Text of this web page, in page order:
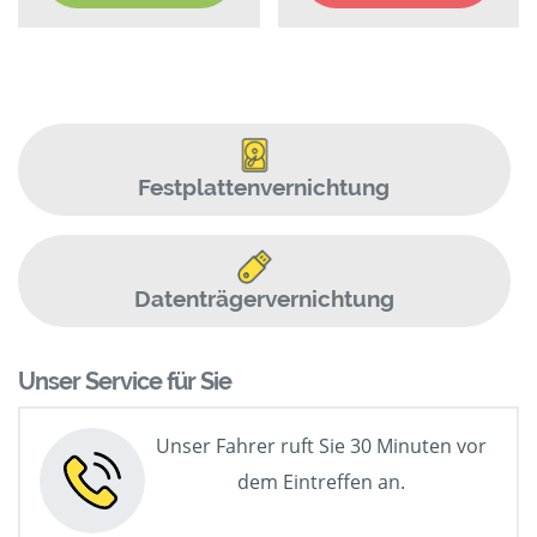
Festplattenvernichtung
Datenträgervernichtung
Unser Service für Sie
Unser Fahrer ruft Sie 30 Minuten vor
dem Eintreffen an.